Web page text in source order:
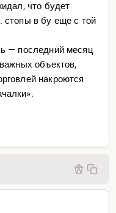
что будет
стопы в бу еще с той
— последний месяц
объектов,
накроются